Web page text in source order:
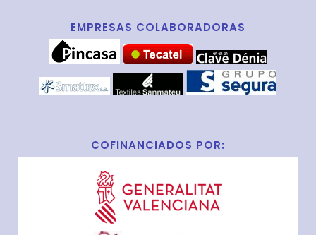
EMPRESAS COLABORADORAS
COFINANCIADOS POR: